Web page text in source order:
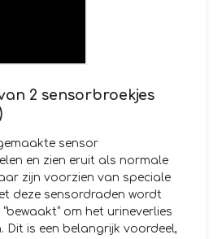
2 sensorbroekjes
sensor
en zien eruit als normale
zijn voorzien van speciale
deze sensordraden wordt
om het urineverlies
Dit is een belangrijk voordeel,